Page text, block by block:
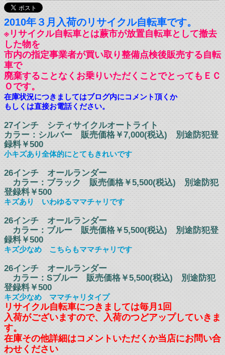
2010年３月入荷のリサイクル自転車です。
※リサイクル自転車とは蕨市が放置自転車として撤去
した物を
市内の指定事業者が買い取り整備点検後販売する自転
車で
廃棄することなくお乗りいただくことでとってもＥＣ
Ｏです。
在庫状況につきましてはブログ内にコメント頂くか
もしくは直接お電話ください。
27インチ シティサイクルオートライト
カラー：シルバー 販売価格￥7,000(税込) 別途防犯登
録料￥500
小キズあり全体的にとてもきれいです
26インチ オールランダー
カラー：ブラック 販売価格￥5,500(税込) 別途防犯
登録料￥500
キズあり いわゆるママチャリです
26インチ オールランダー
カラー：ブルー 販売価格￥5,500(税込) 別途防犯登
録料￥500
キズ少なめ こちらもママチャリです
26インチ オールランダー
カラー：Sブルー 販売価格￥5,500(税込) 別途防犯
登録料￥500
キズ少なめ ママチャリタイプ
リサイクル自転車につきましては毎月1回
入荷がございますので、入荷のつどアップしていきま
す。
在庫その他詳細はコメントいただくか当店にお問い合
わせください